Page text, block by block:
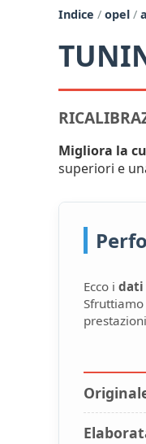
Indice / opel /
Migliora la
superiori e
Ecco i dati